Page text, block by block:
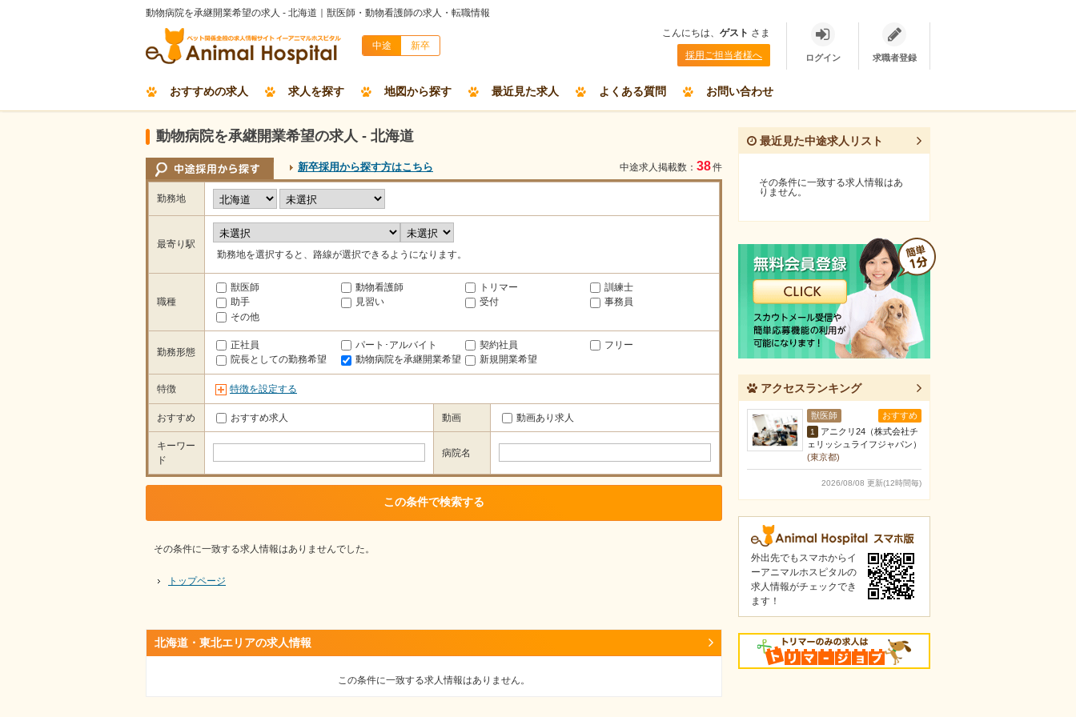
動物病院を承継開業希望の求人 - 北海道｜獣医師・動物看護師の求人・転職情報
中途 新卒
こんにちは、 ゲスト さま
採用ご担当者様へ
ログイン 求職者登録
おすすめの求人 求人を探す 地図から探す 最近見た求人 よくある質問 お問い合わせ
動物病院を承継開業希望の求人 - 北海道
新卒採用から探す方はこちら 中途求人掲載数： 38件
勤務地
最寄り駅
勤務地を選択すると、路線が選択できるようになります。
職種
獣医師 動物看護師 トリマー
訓練士
助手
見習い 受付
事務員
その他
勤務形態
正社員 パート･アルバイト 契約社員
フリー
院長としての勤務希望
動物病院を承継開業希望 新規開業希望
特徴 特徴を設定する
おすすめ おすすめ求人 動画 動画あり求人
キーワー
ド
病院名
その条件に一致する求人情報はありませんでした。
トップページ
北海道・東北エリアの求人情報
この条件に一致する求人情報はありません。
最近見た中途求人リスト
その条件に一致する求人情報はあ
りません。
アクセスランキング
おすすめ
獣医師
1
アニクリ24（株式会社チ
ェリッシュライフジャパン）
(東京都)
2026/08/08 更新(12時間毎)
外出先でもスマホからイ
ーアニマルホスピタルの
求人情報がチェックでき
ます！